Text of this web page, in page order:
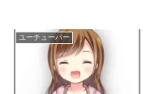
ユーチューバー